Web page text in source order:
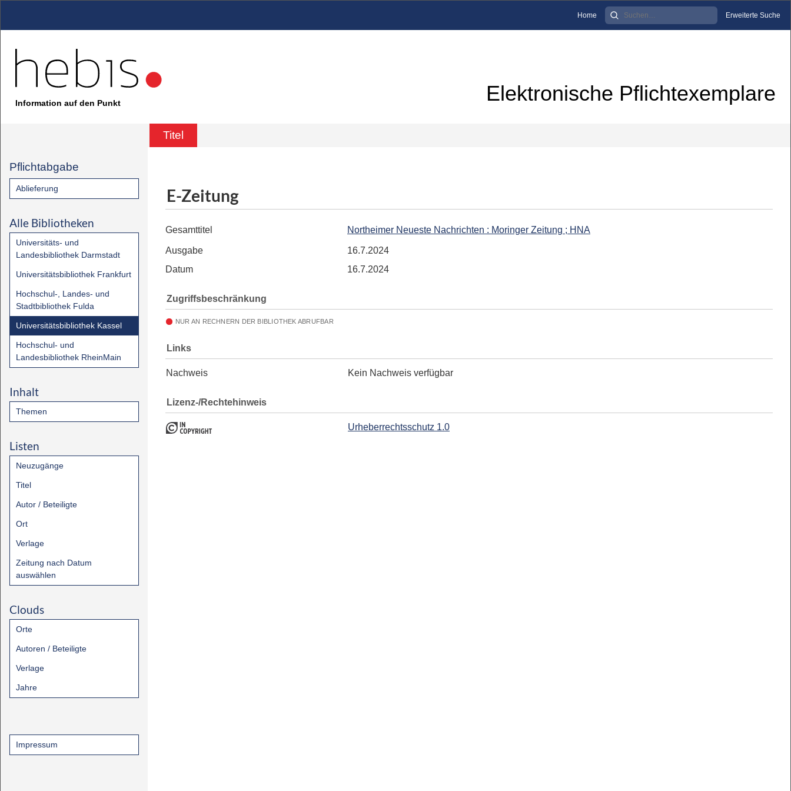
Home Erweiterte Suche
Information auf den Punkt Elektronische Pflichtexemplare
Titel
Pflichtabgabe
Ablieferung
Alle Bibliotheken
Universitäts- und
Landesbibliothek Darmstadt
Universitätsbibliothek Frankfurt
Hochschul-, Landes- und
Stadtbibliothek Fulda
Universitätsbibliothek Kassel
Hochschul- und
Landesbibliothek RheinMain
Inhalt
Themen
Listen
Neuzugänge
Titel
Autor / Beteiligte
Ort
Verlage
Zeitung nach Datum
auswählen
Clouds
Orte
Autoren / Beteiligte
Verlage
Jahre
Impressum
E-Zeitung
Gesamttitel Northeimer Neueste Nachrichten : Moringer Zeitung ; HNA
Ausgabe
16.7.2024
Datum
16.7.2024
Zugriffsbeschränkung
NUR AN RECHNERN DER BIBLIOTHEK ABRUFBAR
Links
Nachweis Kein Nachweis verfügbar
Lizenz-/Rechtehinweis
Urheberrechtsschutz 1.0